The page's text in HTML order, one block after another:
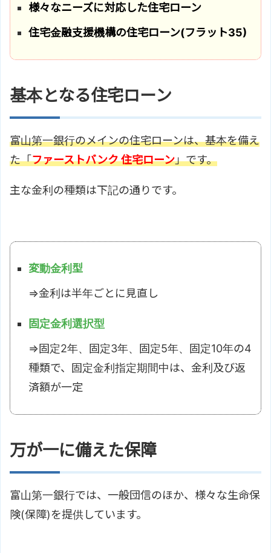
様々なニーズに対応した住宅ローン
住宅金融支援機構の住宅ローン(フラット35)
基本となる住宅ローン
富山第一銀行のメインの住宅ローンは、基本を備え
た「ファーストバンク 住宅ローン」です。
主な金利の種類は下記の通りです。
変動金利型
⇒金利は半年ごとに見直し
固定金利選択型
⇒固定2年、固定3年、固定5年、固定10年の4
種類で、固定金利指定期間中は、金利及び返
済額が一定
万が一に備えた保障
富山第一銀行では、一般団信のほか、様々な生命保
険(保障)を提供しています。